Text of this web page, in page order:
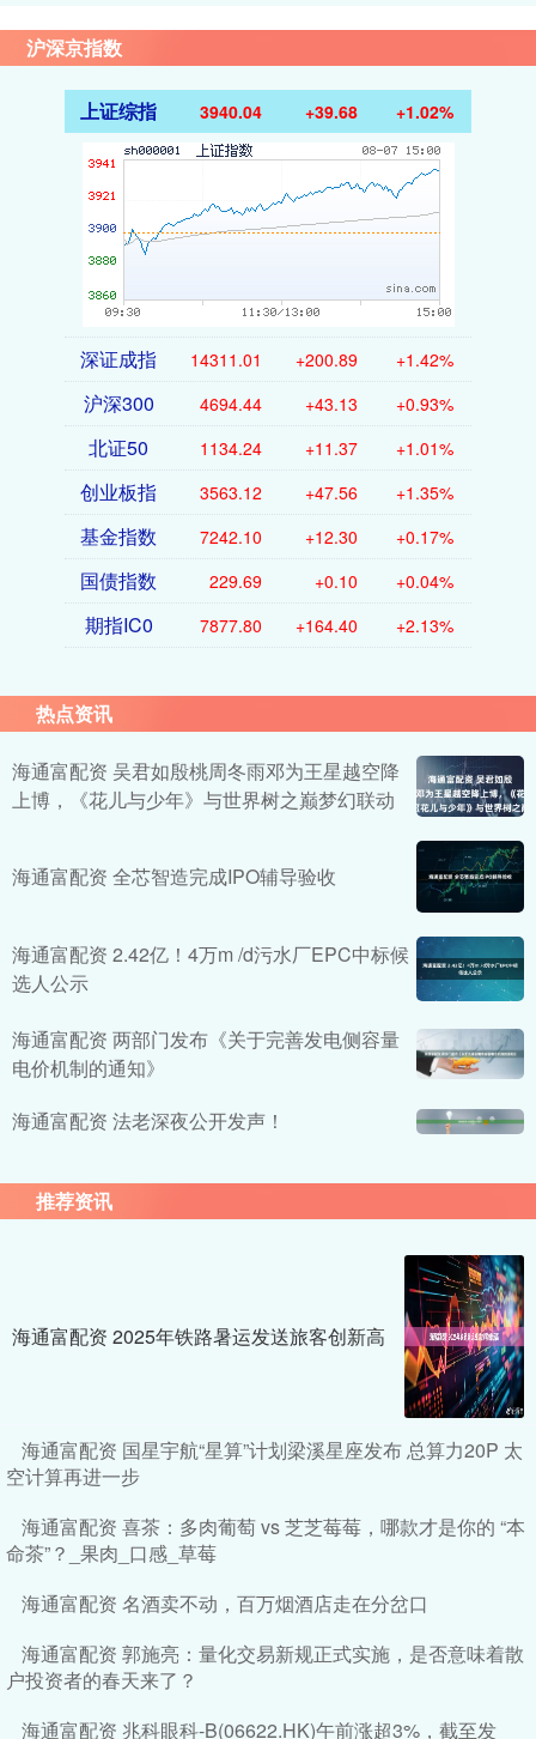
沪深京指数
上证综指 3940.04 +39.68 +1.02%
深证成指 14311.01 +200.89 +1.42%
沪深300 4694.44 +43.13 +0.93%
北证50 1134.24 +11.37 +1.01%
创业板指 3563.12 +47.56 +1.35%
基金指数 7242.10 +12.30 +0.17%
国债指数 229.69 +0.10 +0.04%
期指IC0 7877.80 +164.40 +2.13%
热点资讯
海通富配资 吴君如殷桃周冬雨邓为王星越空降
上博，《花儿与少年》与世界树之巅梦幻联动
海通富配资 全芯智造完成IPO辅导验收
海通富配资 2.42亿！4万m /d污水厂EPC中标候
选人公示
海通富配资 两部门发布《关于完善发电侧容量
电价机制的通知》
海通富配资 法老深夜公开发声！
推荐资讯
海通富配资 2025年铁路暑运发送旅客创新高
海通富配资 国星宇航“星算”计划梁溪星座发布 总算力20P 太
空计算再进一步
海通富配资 喜茶：多肉葡萄 vs 芝芝莓莓，哪款才是你的 “本
命茶”？_果肉_口感_草莓
海通富配资 名酒卖不动，百万烟酒店走在分岔口
海通富配资 郭施亮：量化交易新规正式实施，是否意味着散
户投资者的春天来了？
海通富配资 兆科眼科-B(06622.HK)午前涨超3%，截至发